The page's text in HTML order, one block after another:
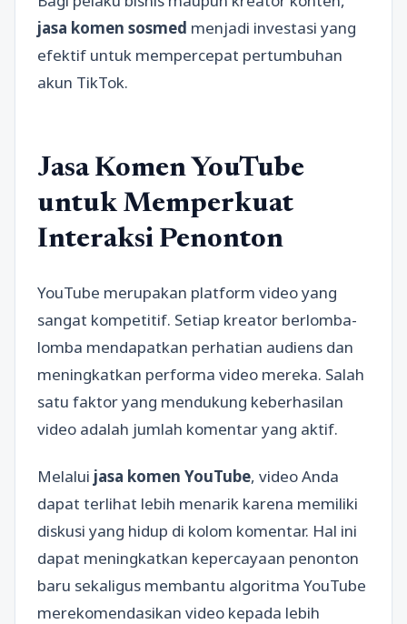
jasa komen sosmed menjadi investasi yang
efektif untuk mempercepat pertumbuhan
akun TikTok.
Jasa Komen YouTube
untuk Memperkuat
Interaksi Penonton
YouTube merupakan platform video yang
sangat kompetitif. Setiap kreator berlomba-
lomba mendapatkan perhatian audiens dan
meningkatkan performa video mereka. Salah
satu faktor yang mendukung keberhasilan
video adalah jumlah komentar yang aktif.
Melalui jasa komen YouTube, video Anda
dapat terlihat lebih menarik karena memiliki
diskusi yang hidup di kolom komentar. Hal ini
dapat meningkatkan kepercayaan penonton
baru sekaligus membantu algoritma YouTube
merekomendasikan video kepada lebih